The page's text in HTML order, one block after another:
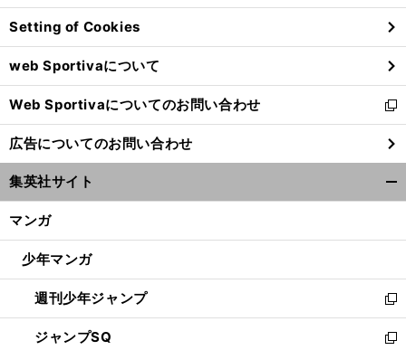
ン
ド
ウ
で
開
く
Setting of Cookies
web Sportivaについて
Web Sportivaについてのお問い合わせ
新
し
い
ウ
ィ
ン
ウ
開
く
広告についてのお問い合わせ
集英社サイト
マンガ
少年マンガ
週刊少年ジャンプ
新
し
い
ジャンプSQ
新